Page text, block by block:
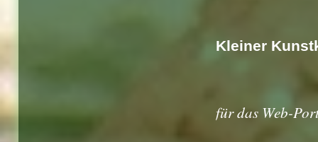
Kleiner
für das Web-